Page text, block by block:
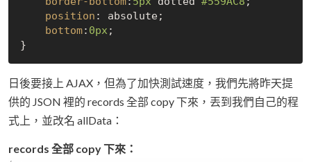
position : absolute;
bottom: 0px ;
日後要接上 AJAX，但為了加快測試速度，我們先將昨天提
供的 JSON 裡的 records 全部 copy 下來，丟到我們自己的程
式上，並改名 allData：
records 全部 copy 下來：